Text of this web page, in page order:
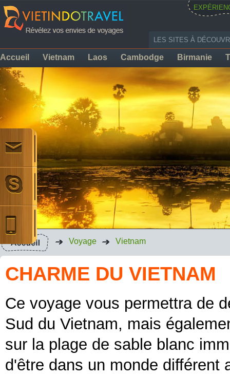
LES SITES À
Accueil Vietnam Laos Cambodge Birmanie
Voyage Vietnam
CHARME DU VIETNAM
Ce voyage vous permettra de
Sud du Vietnam, mais
sur la plage de sable blanc
d'être dans un monde différent